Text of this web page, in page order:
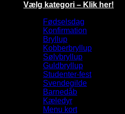
Vælg kategori – Klik her!
Fødselsdag
Konfirmation
Bryllup
Kobberbryllup
Sølvbryllup
Guldbryllup
Studenter-fest
Svendegilde
Barnedåb
Kæledyr
Menu kort